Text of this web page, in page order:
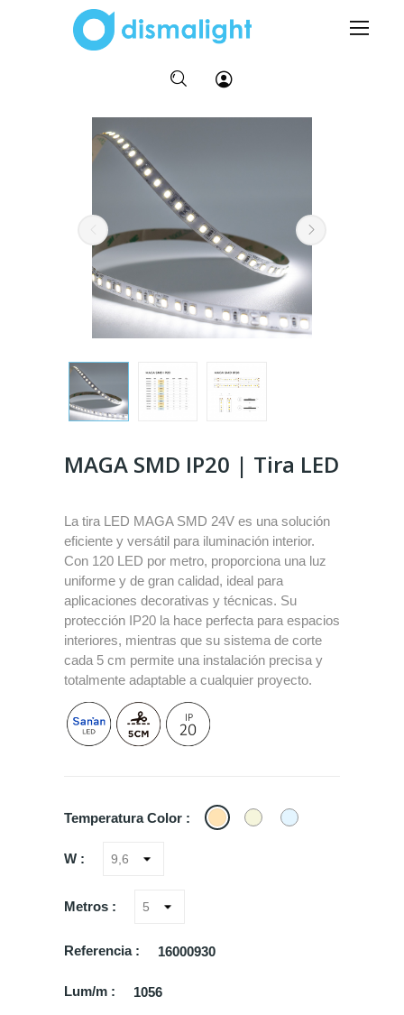
Productos Tiras Led
MAGA SMD IP20 | Tira LED
La tira LED MAGA SMD 24V es una solución
eficiente y versátil para iluminación interior.
Con 120 LED por metro, proporciona una luz
uniforme y de gran calidad, ideal para
aplicaciones decorativas y técnicas. Su
protección IP20 la hace perfecta para espacios
interiores, mientras que su sistema de corte
cada 5 cm permite una instalación precisa y
totalmente adaptable a cualquier proyecto.
Temperatura Color : 3000K4000K6000K
W :
Metros :
Referencia : 16000930
Lum/m : 1056